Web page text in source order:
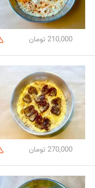
210,000 تومان
270,000 تومان